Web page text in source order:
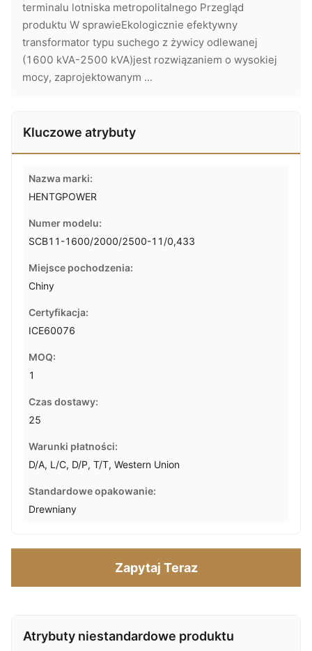
terminalu lotniska metropolitalnego Przegląd
produktu W sprawieEkologicznie efektywny
transformator typu suchego z żywicy odlewanej
(1600 kVA-2500 kVA)jest rozwiązaniem o wysokiej
mocy, zaprojektowanym ...
Kluczowe atrybuty
Nazwa marki:
HENTGPOWER
Numer modelu:
SCB11-1600/2000/2500-11/0,433
Miejsce pochodzenia:
Chiny
Certyfikacja:
ICE60076
MOQ:
1
Czas dostawy:
25
Warunki płatności:
D/A, L/C, D/P, T/T, Western Union
Standardowe opakowanie:
Drewniany
Zapytaj Teraz
Atrybuty niestandardowe produktu